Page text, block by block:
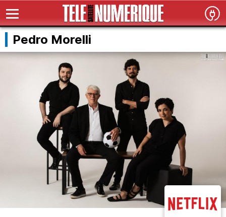
Pedro Morelli